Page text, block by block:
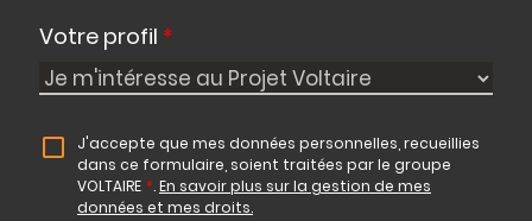
Votre profil *
J'accepte que mes données personnelles, recueillies
dans ce formulaire, soient traitées par le groupe
VOLTAIRE *.En savoir plus sur la gestion de mes
données et mes droits.